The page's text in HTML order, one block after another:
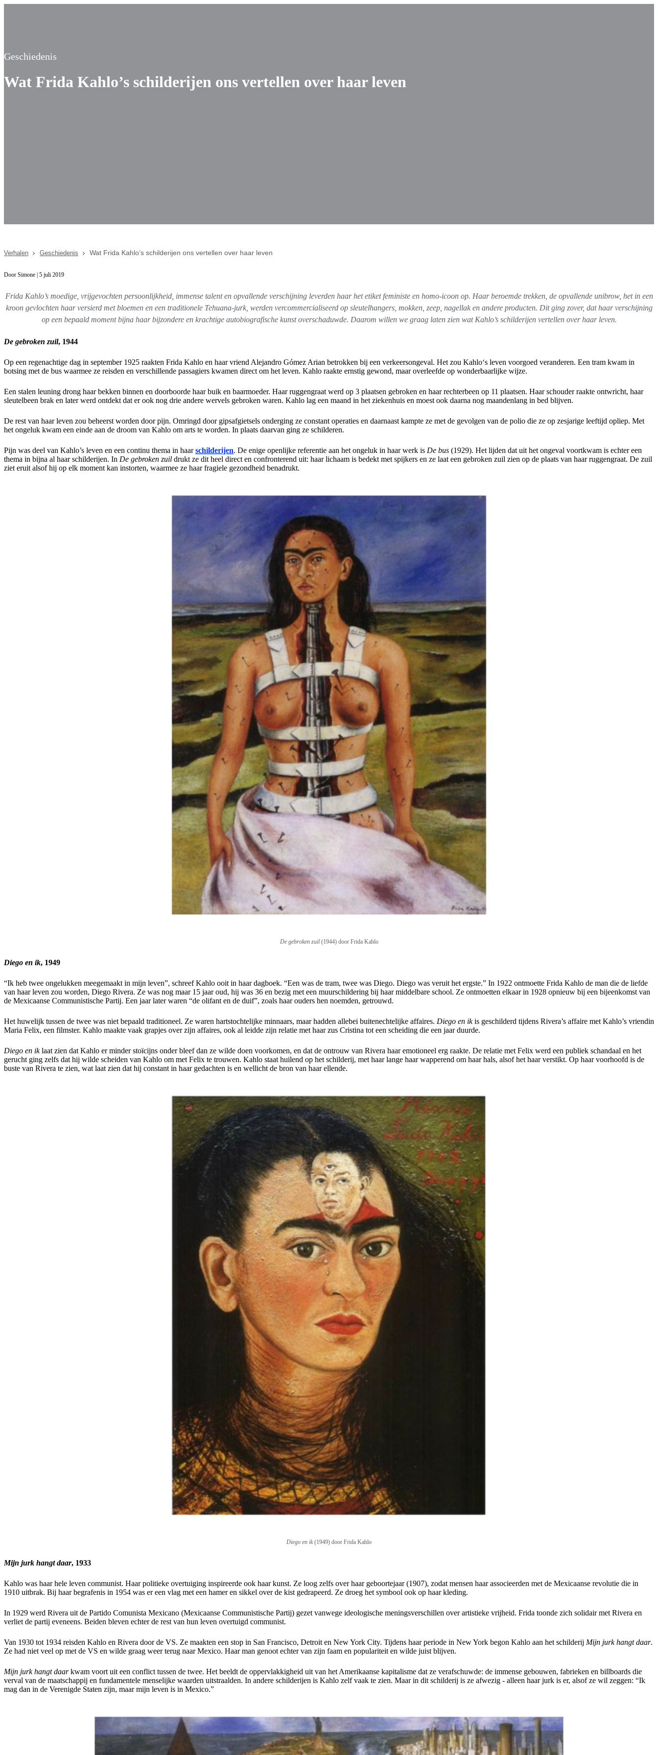
Geschiedenis
Wat Frida Kahlo’s schilderijen ons vertellen over haar leven
Verhalen Geschiedenis Wat Frida Kahlo’s schilderijen ons vertellen over haar leven
Door Simone | 5 juli 2019
Frida Kahlo’s moedige, vrijgevochten persoonlijkheid, immense talent en opvallende verschijning leverden haar het etiket feministe en homo-icoon op. Haar beroemde trekken, de opvallende unibrow, het in een
kroon gevlochten haar versierd met bloemen en een traditionele Tehuana-jurk, werden vercommercialiseerd op sleutelhangers, mokken, zeep, nagellak en andere producten. Dit ging zover, dat haar verschijning
op een bepaald moment bijna haar bijzondere en krachtige autobiografische kunst overschaduwde. Daarom willen we graag laten zien wat Kahlo’s schilderijen vertellen over haar leven.
De gebroken zuil, 1944
Op een regenachtige dag in september 1925 raakten Frida Kahlo en haar vriend Alejandro Gómez Arian betrokken bij een verkeersongeval. Het zou Kahlo‘s leven voorgoed veranderen. Een tram kwam in
botsing met de bus waarmee ze reisden en verschillende passagiers kwamen direct om het leven. Kahlo raakte ernstig gewond, maar overleefde op wonderbaarlijke wijze.
Een stalen leuning drong haar bekken binnen en doorboorde haar buik en baarmoeder. Haar ruggengraat werd op 3 plaatsen gebroken en haar rechterbeen op 11 plaatsen. Haar schouder raakte ontwricht, haar
sleutelbeen brak en later werd ontdekt dat er ook nog drie andere wervels gebroken waren. Kahlo lag een maand in het ziekenhuis en moest ook daarna nog maandenlang in bed blijven.
De rest van haar leven zou beheerst worden door pijn. Omringd door gipsafgietsels onderging ze constant operaties en daarnaast kampte ze met de gevolgen van de polio die ze op zesjarige leeftijd opliep. Met
het ongeluk kwam een einde aan de droom van Kahlo om arts te worden. In plaats daarvan ging ze schilderen.
Pijn was deel van Kahlo’s leven en een continu thema in haarschilderijen. De enige openlijke referentie aan het ongeluk in haar werk is De bus (1929). Het lijden dat uit het ongeval voortkwam is echter een
thema in bijna al haar schilderijen. In De gebroken zuil drukt ze dit heel direct en confronterend uit: haar lichaam is bedekt met spijkers en ze laat een gebroken zuil zien op de plaats van haar ruggengraat. De zuil
ziet eruit alsof hij op elk moment kan instorten, waarmee ze haar fragiele gezondheid benadrukt.
De gebroken zuil (1944) door Frida Kahlo
Diego en ik, 1949
“Ik heb twee ongelukken meegemaakt in mijn leven”, schreef Kahlo ooit in haar dagboek. “Een was de tram, twee was Diego. Diego was veruit het ergste.” In 1922 ontmoette Frida Kahlo de man die de liefde
van haar leven zou worden, Diego Rivera. Ze was nog maar 15 jaar oud, hij was 36 en bezig met een muurschildering bij haar middelbare school. Ze ontmoetten elkaar in 1928 opnieuw bij een bijeenkomst van
de Mexicaanse Communistische Partij. Een jaar later waren “de olifant en de duif”, zoals haar ouders hen noemden, getrouwd.
Het huwelijk tussen de twee was niet bepaald traditioneel. Ze waren hartstochtelijke minnaars, maar hadden allebei buitenechtelijke affaires. Diego en ikis geschilderd tijdens Rivera’s affaire met Kahlo’s vriendin
Maria Felix, een filmster. Kahlo maakte vaak grapjes over zijn affaires, ook al leidde zijn relatie met haar zus Cristina tot een scheiding die een jaar duurde.
Diego en iklaat zien dat Kahlo er minder stoïcijns onder bleef dan ze wilde doen voorkomen, en dat de ontrouw van Rivera haar emotioneel erg raakte. De relatie met Felix werd een publiek schandaal en het
gerucht ging zelfs dat hij wilde scheiden van Kahlo om met Felix te trouwen. Kahlo staat huilend op het schilderij, met haar lange haar wapperend om haar hals, alsof het haar verstikt. Op haar voorhoofd is de
buste van Rivera te zien, wat laat zien dat hij constant in haar gedachten is en wellicht de bron van haar ellende.
Diego en ik(1949) door Frida Kahlo
Mijn jurk hangt daar, 1933
Kahlo was haar hele leven communist. Haar politieke overtuiging inspireerde ook haar kunst. Ze loog zelfs over haar geboortejaar (1907), zodat mensen haar associeerden met de Mexicaanse revolutie die in
1910 uitbrak. Bij haar begrafenis in 1954 was er een vlag met een hamer en sikkel over de kist gedrapeerd. Ze droeg het symbool ook op haar kleding.
In 1929 werd Rivera uit de Partido Comunista Mexicano (Mexicaanse Communistische Partij) gezet vanwege ideologische meningsverschillen over artistieke vrijheid. Frida toonde zich solidair met Rivera en
verliet de partij eveneens. Beiden bleven echter de rest van hun leven overtuigd communist.
Van 1930 tot 1934 reisden Kahlo en Rivera door de VS. Ze maakten een stop in San Francisco, Detroit en New York City. Tijdens haar periode in New York begon Kahlo aan het schilderij Mijn jurk hangt daar.
Ze had niet veel op met de VS en wilde graag weer terug naar Mexico. Haar man genoot echter van zijn faam en populariteit en wilde juist blijven.
Mijn jurk hangt daarkwam voort uit een conflict tussen de twee. Het beeldt de oppervlakkigheid uit van het Amerikaanse kapitalisme dat ze verafschuwde: de immense gebouwen, fabrieken en billboards die
verval van de maatschappij en fundamentele menselijke waarden uitstraalden. In andere schilderijen is Kahlo zelf vaak te zien. Maar in dit schilderij is ze afwezig - alleen haar jurk is er, alsof ze wil zeggen: “Ik
mag dan in de Verenigde Staten zijn, maar mijn leven is in Mexico.”